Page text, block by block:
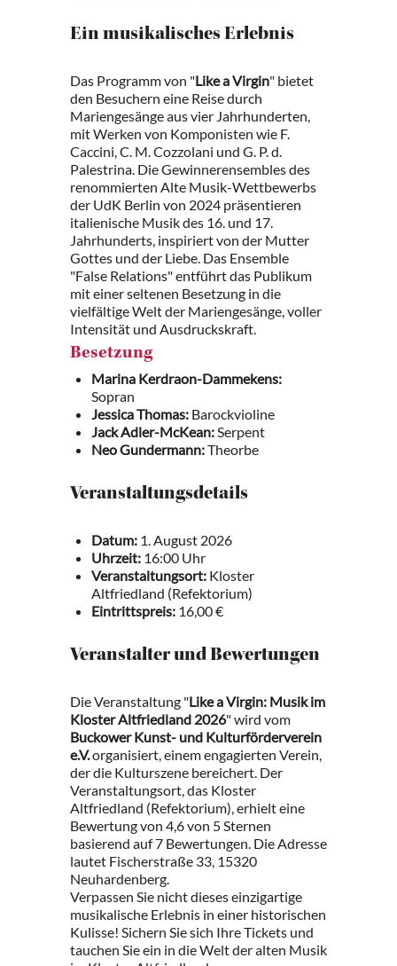
Ein musikalisches Erlebnis
Das Programm von "Like a Virgin" bietet
den Besuchern eine Reise durch
Mariengesänge aus vier Jahrhunderten,
mit Werken von Komponisten wie F.
Caccini, C. M. Cozzolani und G. P. d.
Palestrina. Die Gewinnerensembles des
renommierten Alte Musik-Wettbewerbs
der UdK Berlin von 2024 präsentieren
italienische Musik des 16. und 17.
Jahrhunderts, inspiriert von der Mutter
Gottes und der Liebe. Das Ensemble
"False Relations" entführt das Publikum
mit einer seltenen Besetzung in die
vielfältige Welt der Mariengesänge, voller
Intensität und Ausdruckskraft.
Besetzung
Marina Kerdraon-Dammekens:
Sopran
Jessica Thomas: Barockvioline
Jack Adler-McKean:Serpent
Neo Gundermann:Theorbe
Veranstaltungsdetails
Datum: 1. August 2026
Uhrzeit: 16:00 Uhr
Veranstaltungsort: Kloster
Altfriedland (Refektorium)
Eintrittspreis: 16,00 €
Veranstalter und Bewertungen
Die Veranstaltung "Like a Virgin: Musik im
Kloster Altfriedland 2026" wird vom
Buckower Kunst- und Kulturförderverein
e.V.organisiert, einem engagierten Verein,
der die Kulturszene bereichert. Der
Veranstaltungsort, das Kloster
Altfriedland (Refektorium), erhielt eine
Bewertung von 4,6 von 5 Sternen
basierend auf 7 Bewertungen. Die Adresse
lautet Fischerstraße 33, 15320
Neuhardenberg.
Verpassen Sie nicht dieses einzigartige
musikalische Erlebnis in einer historischen
Kulisse! Sichern Sie sich Ihre Tickets und
tauchen Sie ein in die Welt der alten Musik